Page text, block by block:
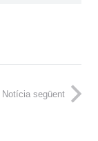
Notícia següent